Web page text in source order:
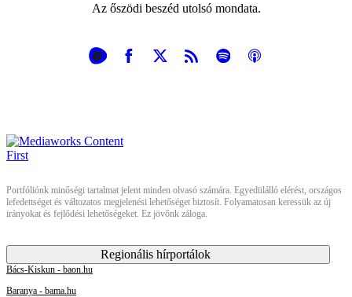
Az őszödi beszéd utolsó mondata.
Portfóliónk minőségi tartalmat jelent minden olvasó számára. Egyedülálló elérést, országos
lefedettséget és változatos megjelenési lehetőséget biztosít. Folyamatosan keressük az új
irányokat és fejlődési lehetőségeket. Ez jövőnk záloga.
Regionális hírportálok
Bács-Kiskun - baon.hu
Baranya - bama.hu